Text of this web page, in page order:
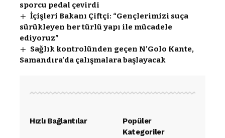
sporcu pedal çevirdi
İçişleri Bakanı Çiftçi: “Gençlerimizi suça
sürükleyen her türlü yapı ile mücadele
ediyoruz”
Sağlık kontrolünden geçen N’Golo Kante,
Samandıra’da çalışmalara başlayacak
Hızlı Bağlantılar
Popüler
Kategoriler